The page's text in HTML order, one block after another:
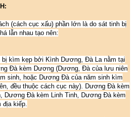
(cách cục xấu) phần lớn là do sát tinh bị
lẫn nhau tạo nên:
bị kìm kẹp bởi Kình Dương, Đà La nằm tại
Đà kèm Dương (Dương, Đà của lưu niên
sinh, hoặc Dương Đà của năm sinh kìm
đều thuộc cách cục này). Dương Đà kèm
Dương Đà kèm Linh Tinh, Dương Đà kèm
kiếp.